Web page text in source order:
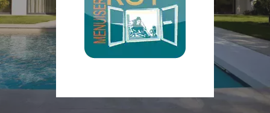
BOIS
PORTES D’ENTRÉELES INTEMPORELLES
VOLETS ROULANTS
PERGOLAS